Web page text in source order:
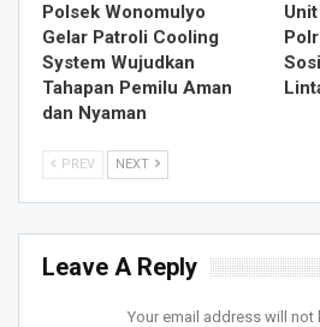
Polsek Wonomulyo
Gelar Patroli Cooling
System Wujudkan
Tahapan Pemilu Aman
dan Nyaman
PREV NEXT
Leave A Reply
Your email address will not